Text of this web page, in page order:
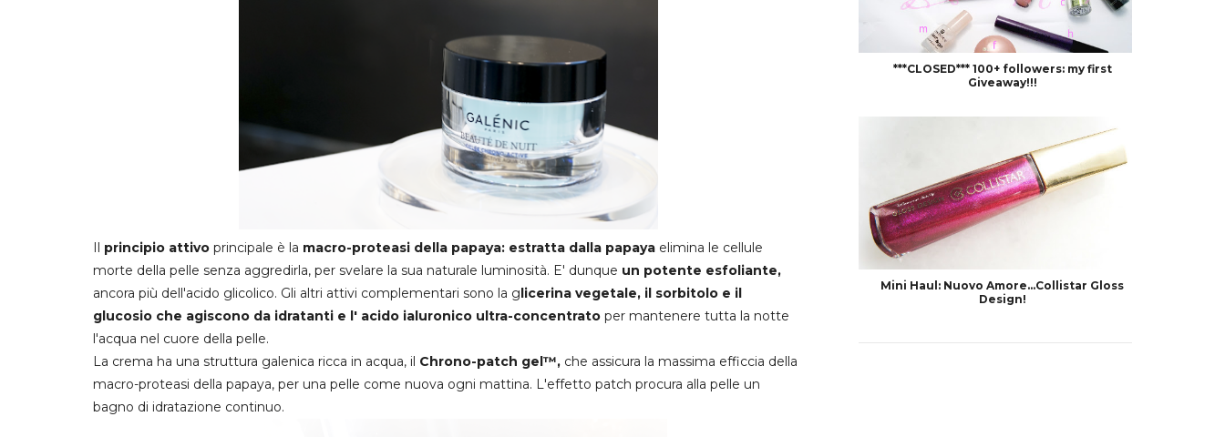
Il principio attivo principale è la macro-proteasi della papaya: estratta dalla papaya elimina le cellule
morte della pelle senza aggredirla, per svelare la sua naturale luminosità. E' dunque un potente esfoliante,
ancora più dell'acido glicolico. Gli altri attivi complementari sono la glicerina vegetale, il sorbitolo e il
glucosio che agiscono da idratanti e l' acido ialuronico ultra-concentrato per mantenere tutta la notte
l'acqua nel cuore della pelle.
La crema ha una struttura galenica ricca in acqua, il Chrono-patch gel™, che assicura la massima efficcia della
macro-proteasi della papaya, per una pelle come nuova ogni mattina. L'effetto patch procura alla pelle un
bagno di idratazione continuo.
***CLOSED*** 100+ followers: my first
Giveaway!!!
Mini Haul: Nuovo Amore...Collistar Gloss
Design!